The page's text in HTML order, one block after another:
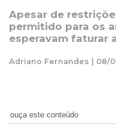
Apesar de
permitido para os
esperavam faturar
Adriano Fernandes | 08/
ouça este conteúdo